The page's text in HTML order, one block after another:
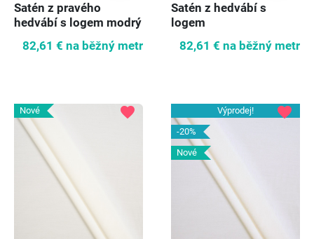
Satén z pravého
hedvábí s logem modrý
82,61 € na běžný metr
Satén z hedvábí s
logem
82,61 € na běžný metr
Nové favorite
Výprodej!
-20%
Nové
favorite